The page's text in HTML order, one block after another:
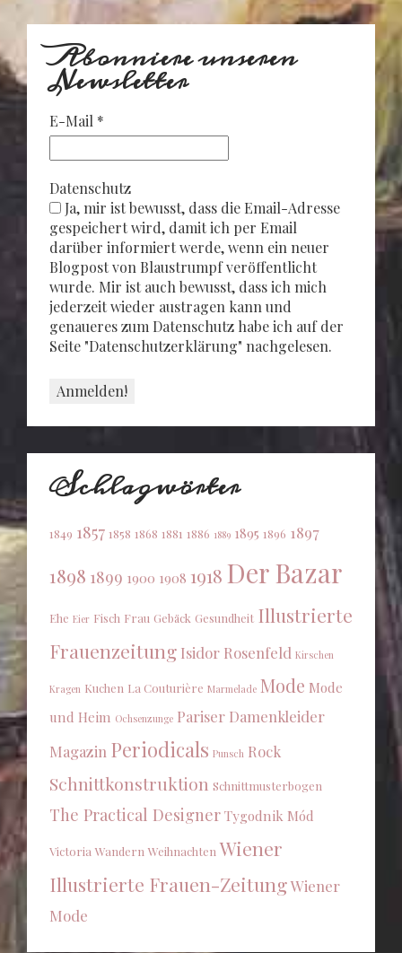
Abonniere unseren
Newsletter
E-Mail *
Datenschutz
Ja, mir ist bewusst, dass die Email-Adresse
gespeichert wird, damit ich per Email
darüber informiert werde, wenn ein neuer
Blogpost von Blaustrumpf veröffentlicht
wurde. Mir ist auch bewusst, dass ich mich
jederzeit wieder austragen kann und
genaueres zum Datenschutz habe ich auf der
Seite "Datenschutzerklärung" nachgelesen.
Schlagwörter
1849 1857 1858 1868 1881 1886 1889 1895 1896 1897
1898 1899 1900 1908 1918 Der Bazar
Ehe Eier Fisch Frau Gebäck Gesundheit Illustrierte
Frauenzeitung Isidor Rosenfeld Kirschen
Kragen Kuchen La Couturière Marmelade Mode Mode
und Heim Ochsenzunge Pariser Damenkleider
Magazin Periodicals Punsch Rock
Schnittkonstruktion Schnittmusterbogen
The Practical Designer Tygodnik Mód
Victoria Wandern Weihnachten Wiener
Illustrierte Frauen-ZeitungWiener
Mode